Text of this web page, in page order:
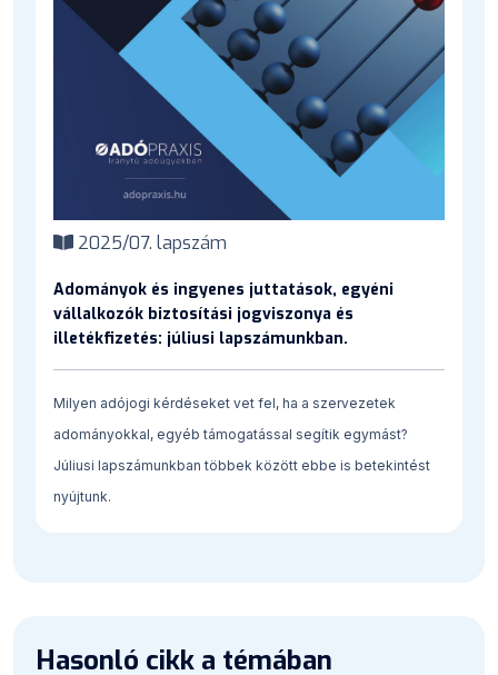
2025/07. lapszám
Adományok és ingyenes juttatások, egyéni
vállalkozók biztosítási jogviszonya és
illetékfizetés: júliusi lapszámunkban.
Milyen adójogi kérdéseket vet fel, ha a szervezetek
adományokkal, egyéb támogatással segítik egymást?
Júliusi lapszámunkban többek között ebbe is betekintést
nyújtunk.
Hasonló cikk a témában